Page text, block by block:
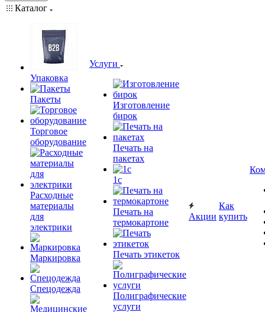
Каталог
Упаковка
Пакеты
Торговое
оборудование
Расходные
материалы
для
электрики
Маркировка
Спецодежда
Услуги
Изготовление
бирок
Печать на
пакетах
1c
Печать на
термокартоне
Печать этикеток
Полиграфические
услуги
Акции
Как
купить